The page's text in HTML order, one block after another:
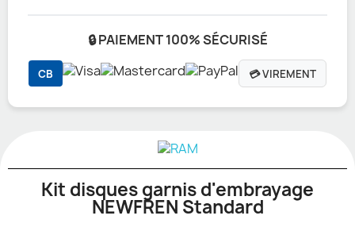
🔒 PAIEMENT 100% SÉCURISÉ
CB 💳 VIREMENT
Kit disques garnis d'embrayage
NEWFREN Standard